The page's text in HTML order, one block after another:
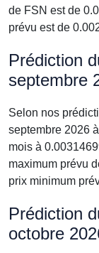
de FSN est de
prévu est de
Prédiction
septembre
Selon nos
septembre 2026
mois à
maximum prévu
prix minimum
Prédiction
octobre